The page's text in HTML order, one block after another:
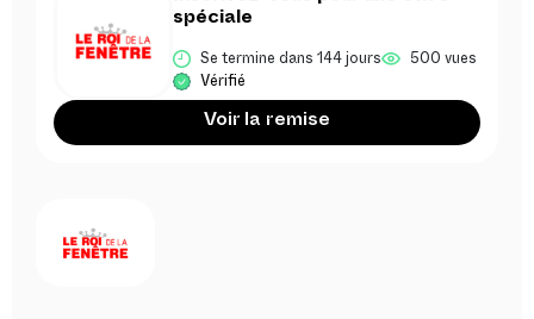
spéciale
Se termine dans 144 jours 500 vues
Vérifié
Voir la remise